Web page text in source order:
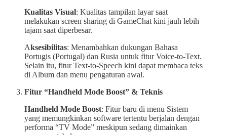
Kualitas Visual: Kualitas tampilan layar saat
melakukan screen sharing di GameChat kini jauh lebih
tajam saat diperbesar.
Aksesibilitas: Menambahkan dukungan Bahasa
Portugis (Portugal) dan Rusia untuk fitur Voice-to-Text.
Selain itu, fitur Text-to-Speech kini dapat membaca teks
di Album dan menu pengaturan awal.
Fitur “Handheld Mode Boost” & Teknis
Handheld Mode Boost: Fitur baru di menu Sistem
yang memungkinkan software tertentu berjalan dengan
performa “TV Mode” meskipun sedang dimainkan